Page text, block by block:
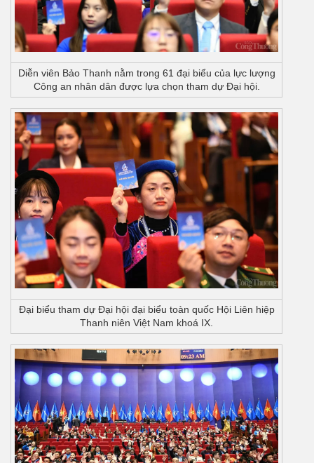
Diễn viên Bảo Thanh nằm trong 61 đại biểu của lực lượng
Công an nhân dân được lựa chọn tham dự Đại hội.
Đại biểu tham dự Đại hội đại biểu toàn quốc Hội Liên hiệp
Thanh niên Việt Nam khoá IX.